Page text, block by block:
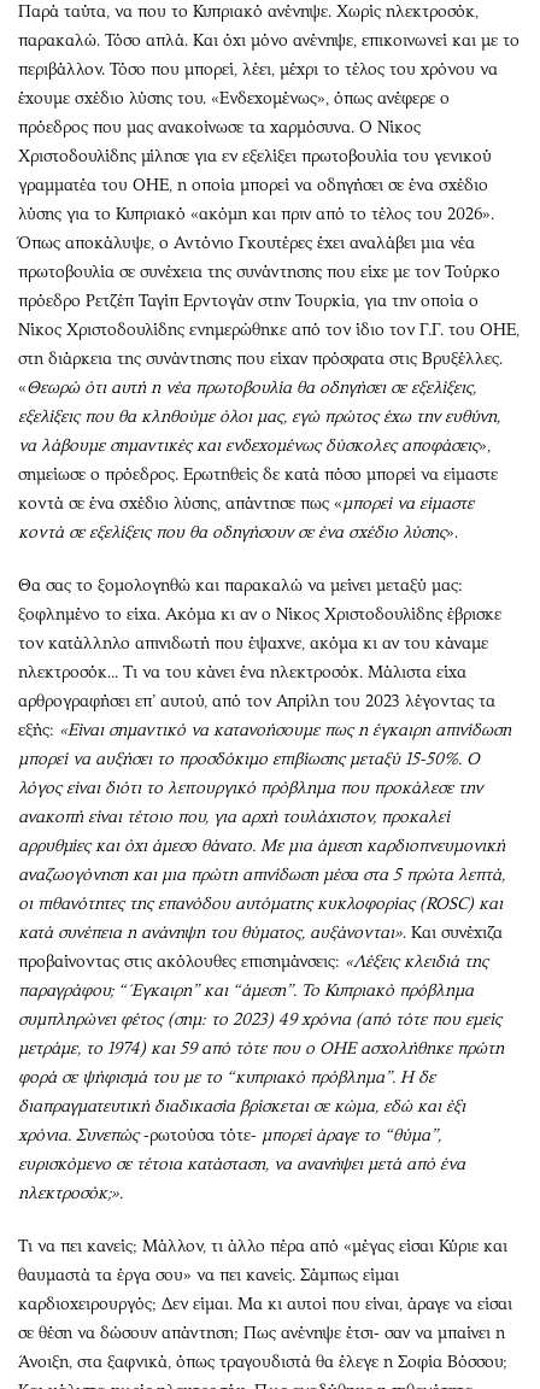
Μουσική
Εικαστικά
Βιβλίο
Χειρόγραφα
Uncut
Προσφορές
Προσωπικότητες στην ''Κ''
Επιστολές
Παρά ταύτα, να που το Κυπριακό ανένηψε. Χωρίς ηλεκτροσόκ,
παρακαλώ. Τόσο απλά. Και όχι μόνο ανένηψε, επικοινωνεί και με το
περιβάλλον. Τόσο που μπορεί, λέει, μέχρι το τέλος του χρόνου να
έχουμε σχέδιο λύσης του. «Ενδεχομένως», όπως ανέφερε ο
πρόεδρος που μας ανακοίνωσε τα χαρμόσυνα. Ο Νίκος
Χριστοδουλίδης μίλησε για εν εξελίξει πρωτοβουλία του γενικού
γραμματέα του ΟΗΕ, η οποία μπορεί να οδηγήσει σε ένα σχέδιο
λύσης για το Κυπριακό «ακόμη και πριν από το τέλος του 2026».
Όπως αποκάλυψε, ο Αντόνιο Γκουτέρες έχει αναλάβει μια νέα
πρωτοβουλία σε συνέχεια της συνάντησης που είχε με τον Τούρκο
πρόεδρο Ρετζέπ Ταγίπ Ερντογάν στην Τουρκία, για την οποία ο
Νίκος Χριστοδουλίδης ενημερώθηκε από τον ίδιο τον Γ.Γ. του ΟΗΕ,
στη διάρκεια της συνάντησης που είχαν πρόσφατα στις Βρυξέλλες.
«Θεωρώ ότι αυτή η νέα πρωτοβουλία θα οδηγήσει σε εξελίξεις,
εξελίξεις που θα κληθούμε όλοι μας, εγώ πρώτος έχω την ευθύνη,
να λάβουμε σημαντικές και ενδεχομένως δύσκολες αποφάσεις»,
σημείωσε ο πρόεδρος. Ερωτηθείς δε κατά πόσο μπορεί να είμαστε
κοντά σε ένα σχέδιο λύσης, απάντησε πως «μπορεί να είμαστε
κοντά σε εξελίξεις που θα οδηγήσουν σε ένα σχέδιο λύσης».
Θα σας το ξομολογηθώ και παρακαλώ να μείνει μεταξύ μας:
ξοφλημένο το είχα. Ακόμα κι αν ο Νίκος Χριστοδουλίδης έβρισκε
τον κατάλληλο απινιδωτή που έψαχνε, ακόμα κι αν του κάναμε
ηλεκτροσόκ... Τι να του κάνει ένα ηλεκτροσόκ. Μάλιστα είχα
αρθρογραφήσει επ’ αυτού, από τον Απρίλη του 2023 λέγοντας τα
εξής: «Είναι σημαντικό να κατανοήσουμε πως η έγκαιρη απινίδωση
μπορεί να αυξήσει το προσδόκιμο επιβίωσης μεταξύ 15-50%. Ο
λόγος είναι διότι το λειτουργικό πρόβλημα που προκάλεσε την
ανακοπή είναι τέτοιο που, για αρχή τουλάχιστον, προκαλεί
αρρυθμίες και όχι άμεσο θάνατο. Με μια άμεση καρδιοπνευμονική
αναζωογόνηση και μια πρώτη απινίδωση μέσα στα 5 πρώτα λεπτά,
οι πιθανότητες της επανόδου αυτόματης κυκλοφορίας (ROSC) και
κατά συνέπεια η ανάνηψη του θύματος, αυξάνονται». Και συνέχιζα
προβαίνοντας στις ακόλουθες επισημάνσεις: «Λέξεις κλειδιά της
παραγράφου; “Έγκαιρη” και “άμεση”. Το Κυπριακό πρόβλημα
συμπληρώνει φέτος (σημ: το 2023) 49 χρόνια (από τότε που εμείς
μετράμε, το 1974) και 59 από τότε που ο ΟΗΕ ασχολήθηκε πρώτη
φορά σε ψήφισμά του με το “κυπριακό πρόβλημα”. Η δε
διαπραγματευτική διαδικασία βρίσκεται σε κώμα, εδώ και έξι
χρόνια. Συνεπώς-ρωτούσα τότε- μπορεί άραγε το “θύμα”,
ευρισκόμενο σε τέτοια κατάσταση, να ανανήψει μετά από ένα
ηλεκτροσόκ;».
Τι να πει κανείς; Μάλλον, τι άλλο πέρα από «μέγας είσαι Κύριε και
θαυμαστά τα έργα σου» να πει κανείς. Σάμπως είμαι
καρδιοχειρουργός; Δεν είμαι. Μα κι αυτοί που είναι, άραγε να είσαι
σε θέση να δώσουν απάντηση; Πως ανένηψε έτσι- σαν να μπαίνει η
Άνοιξη, στα ξαφνικά, όπως τραγουδιστά θα έλεγε η Σοφία Βόσσου;